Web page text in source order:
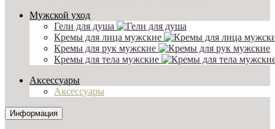
Мужской уход
Гели для душа
Кремы для лица мужские
Кремы для рук мужские
Кремы для тела мужские
Аксессуары
Аксессуары
Информация